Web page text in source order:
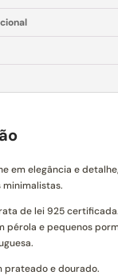
em elegância e
de lei 925
pérola e pequenos
prateado e dourado.